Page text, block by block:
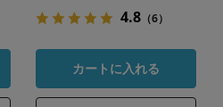
4.8（6）
カートに入れる